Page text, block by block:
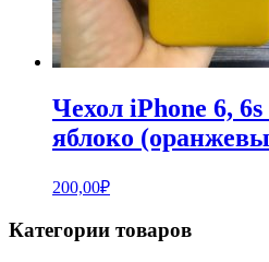
Чехол iPhone 6,
яблоко
200,00₽
Категории товаров